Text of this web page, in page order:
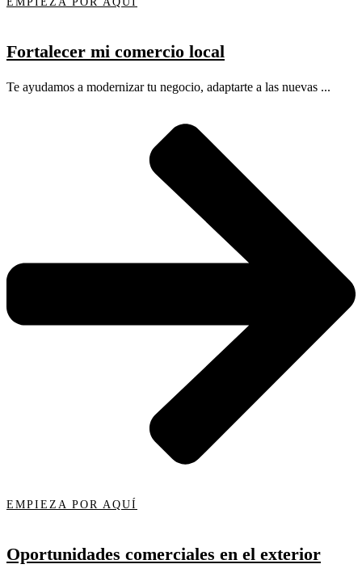
Fortalecer mi comercio local
Te ayudamos a modernizar tu negocio, adaptarte a las nuevas ...
EMPIEZA POR AQUÍ
Oportunidades comerciales en el exterior